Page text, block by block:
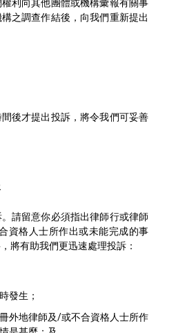
利向其他團體或機構彙報有關事
之調查作結後，向我們重新提出
後才提出投訴，將令我們可妥善
請留意你必須指出律師行或律師
資格人士所作出或未能完成的事
將有助我們更迅速處理投訴：
發生；
外地律師及/或不合資格人士所作